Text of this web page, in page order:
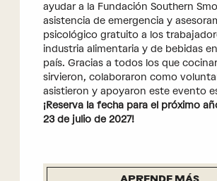
ayudar a la Fundación Southern
asistencia de emergencia y
psicológico gratuito a los
industria alimentaria y de bebidas
país. Gracias a todos los que
sirvieron, colaboraron como
asistieron y apoyaron este evento
¡Reserva la fecha para el próximo
23 de julio de 2027!